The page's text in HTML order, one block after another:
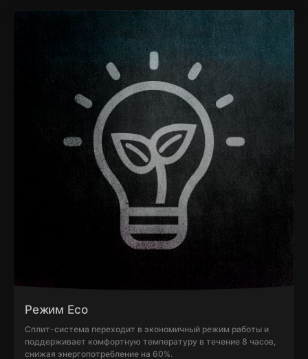
Режим Eco
Сплит-система переходит в экономичный режим работы и
поддерживает комфортную температуру в течение 8 часов,
снижая энергопотребление на 60%.